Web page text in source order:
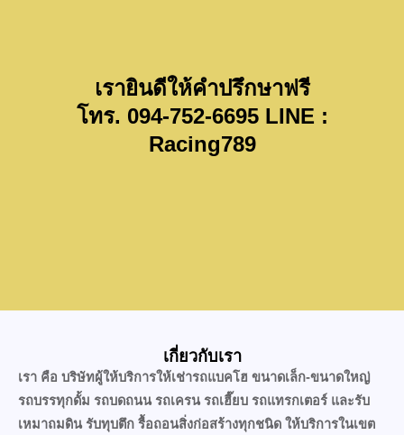
เรายินดีให้คำปรึกษาฟรี
โทร. 094-752-6695 LINE :
Racing789
เกี่ยวกับเรา
เรา คือ บริษัทผู้ให้บริการให้เช่ารถแบคโฮ ขนาดเล็ก-ขนาดใหญ่
รถบรรทุกดั้ม รถบดถนน รถเครน รถเฮี๊ยบ รถแทรกเตอร์ และรับ
เหมาถมดิน รับทุบตึก รื้อถอนสิ่งก่อสร้างทุกชนิด ให้บริการในเขต